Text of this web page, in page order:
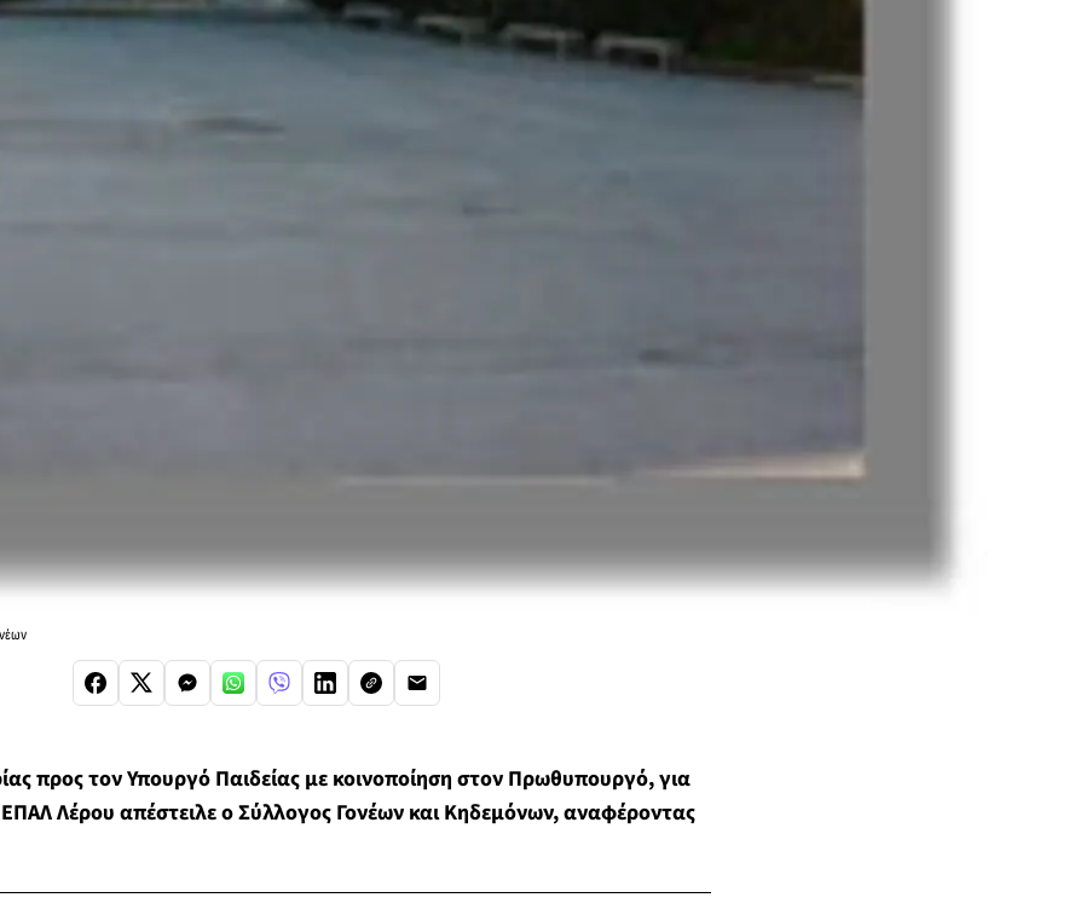
προς τον Υπουργό Παιδείας με κοινοποίηση στον Πρωθυπουργό, για
Λέρου απέστειλε ο Σύλλογος Γονέων και Κηδεμόνων, αναφέροντας